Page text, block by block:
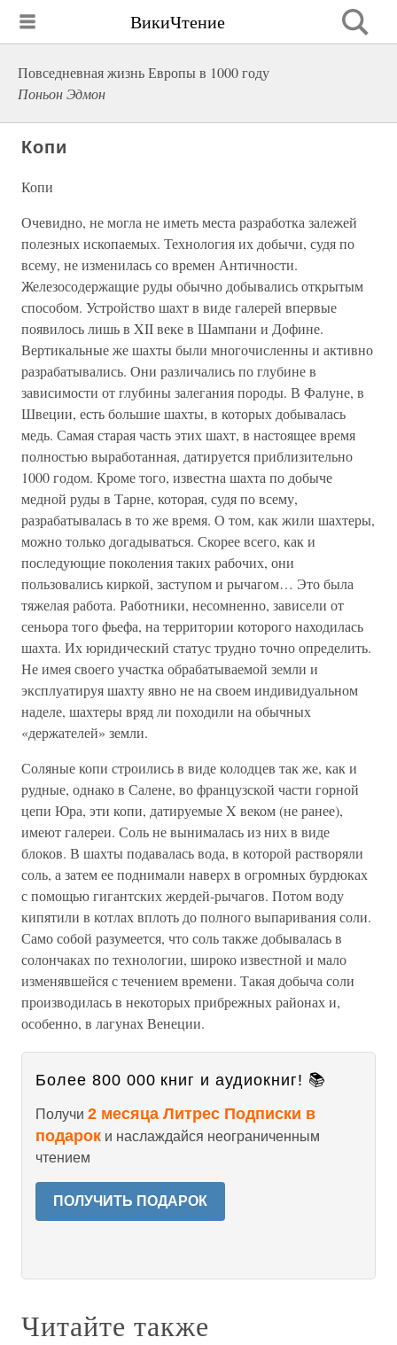
ВикиЧтение
Повседневная жизнь Европы в 1000 году
Поньон Эдмон
Копи
Копи
Очевидно, не могла не иметь места разработка залежей
полезных ископаемых. Технология их добычи, судя по
всему, не изменилась со времен Античности.
Железосодержащие руды обычно добывались открытым
способом. Устройство шахт в виде галерей впервые
появилось лишь в XII веке в Шампани и Дофине.
Вертикальные же шахты были многочисленны и активно
разрабатывались. Они различались по глубине в
зависимости от глубины залегания породы. В Фалуне, в
Швеции, есть большие шахты, в которых добывалась
медь. Самая старая часть этих шахт, в настоящее время
полностью выработанная, датируется приблизительно
1000 годом. Кроме того, известна шахта по добыче
медной руды в Тарне, которая, судя по всему,
разрабатывалась в то же время. О том, как жили шахтеры,
можно только догадываться. Скорее всего, как и
последующие поколения таких рабочих, они
пользовались киркой, заступом и рычагом… Это была
тяжелая работа. Работники, несомненно, зависели от
сеньора того фьефа, на территории которого находилась
шахта. Их юридический статус трудно точно определить.
Не имея своего участка обрабатываемой земли и
эксплуатируя шахту явно не на своем индивидуальном
наделе, шахтеры вряд ли походили на обычных
«держателей» земли.
Соляные копи строились в виде колодцев так же, как и
рудные, однако в Салене, во французской части горной
цепи Юра, эти копи, датируемые X веком (не ранее),
имеют галереи. Соль не вынималась из них в виде
блоков. В шахты подавалась вода, в которой растворяли
соль, а затем ее поднимали наверх в огромных бурдюках
с помощью гигантских жердей-рычагов. Потом воду
кипятили в котлах вплоть до полного выпаривания соли.
Само собой разумеется, что соль также добывалась в
солончаках по технологии, широко известной и мало
изменявшейся с течением времени. Такая добыча соли
производилась в некоторых прибрежных районах и,
особенно, в лагунах Венеции.
Более 800 000 книг и аудиокниг! 📚
Получи 2 месяца Литрес Подписки в
подарок и наслаждайся неограниченным
чтением
ПОЛУЧИТЬ ПОДАРОК
Читайте также